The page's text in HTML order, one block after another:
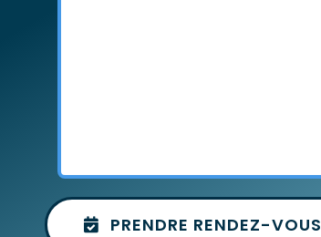
PRENDRE RENDEZ-VOUS